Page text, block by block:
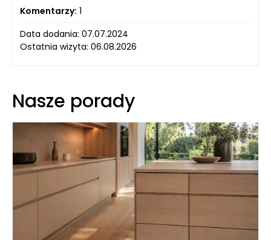
Komentarzy: 1
Data dodania: 07.07.2024
Ostatnia wizyta: 06.08.2026
Nasze porady